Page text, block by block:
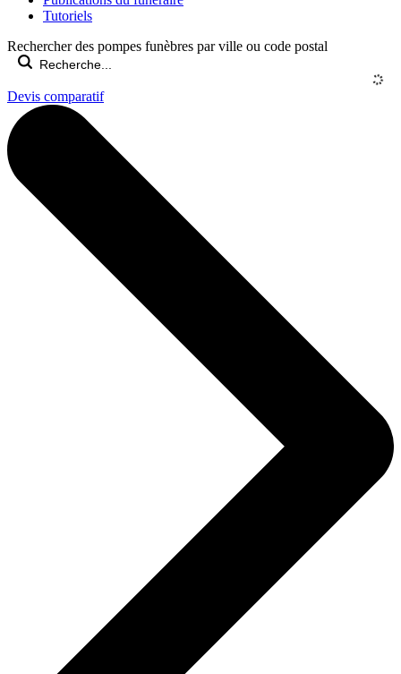
Tutoriels
Rechercher des pompes funèbres par ville ou code postal
Devis comparatif